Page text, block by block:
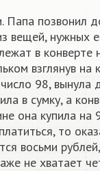
Папа позвонил
вещей, нужных
в конверте
взглянув на
98, вынула
в сумку, а
она купила на
то
восьми
не хватает